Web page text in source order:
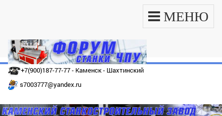
МЕНЮ
+7(900)187-77-77 - Каменск - Шахтинский
s7003777@yandex.ru